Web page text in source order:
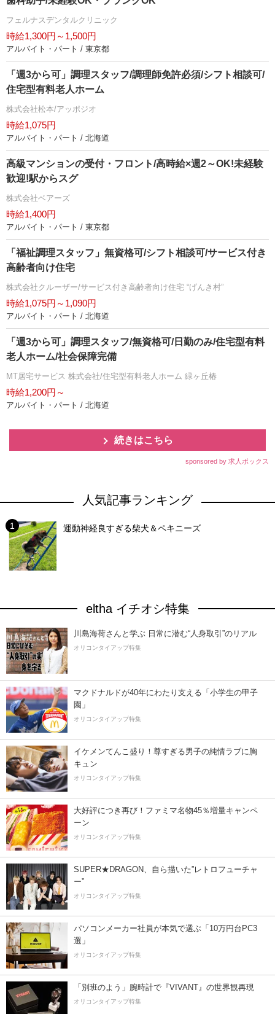
フェルナスデンタルクリニック
時給1,300円～1,500円
アルバイト・パート / 東京都
「週3から可」調理スタッフ/調理師免許必須/シフト相談可/
住宅型有料老人ホーム
株式会社松本/アッポジオ
時給1,075円
アルバイト・パート / 北海道
高級マンションの受付・フロント/高時給×週2～OK!未経験
歓迎!駅からスグ
株式会社ベアーズ
時給1,400円
アルバイト・パート / 東京都
「福祉調理スタッフ」無資格可/シフト相談可/サービス付き
高齢者向け住宅
株式会社クルーザー/サービス付き高齢者向け住宅 “げんき村”
時給1,075円～1,090円
アルバイト・パート / 北海道
「週3から可」調理スタッフ/無資格可/日勤のみ/住宅型有料
老人ホーム/社会保障完備
MT居宅サービス 株式会社/住宅型有料老人ホーム 緑ヶ丘椿
時給1,200円～
アルバイト・パート / 北海道
続きはこちら
sponsored by 求人ボックス
人気記事ランキング
運動神経良すぎる柴犬＆ペキニーズ
eltha イチオシ特集
川島海荷さんと学ぶ 日常に潜む“人身取引”のリアル
オリコンタイアップ特集
マクドナルドが40年にわたり支える「小学生の甲子
園」
オリコンタイアップ特集
イケメンてんこ盛り！尊すぎる男子の純情ラブに胸
キュン
オリコンタイアップ特集
大好評につき再び！ファミマ名物45％増量キャンペ
ーン
オリコンタイアップ特集
SUPER★DRAGON、自ら描いた”レトロフューチャ
ー”
オリコンタイアップ特集
パソコンメーカー社員が本気で選ぶ「10万円台PC3
選」
オリコンタイアップ特集
「別班のよう」腕時計で『VIVANT』の世界観再現
オリコンタイアップ特集